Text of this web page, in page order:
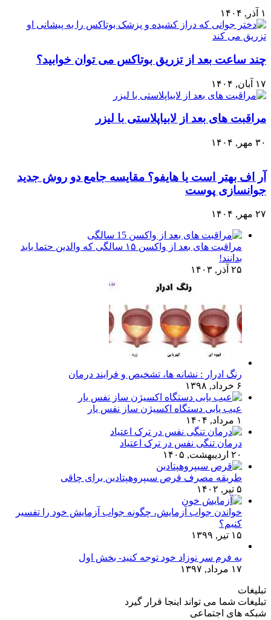
۱ آذر, ۱۴۰۴
چند ساعت بعد از تزریق بوتاکس می توان خوابید؟
۱۷ آبان, ۱۴۰۴
مراقبت های بعد از لابیاپلاستی با لیزر
۳۰ مهر, ۱۴۰۴
آر اف بهتر است یا هایفو؟ مقایسه جامع دو روش جدید
جوانسازی پوست
۲۷ مهر, ۱۴۰۴
مراقبت های بعد از واکسن ۱۵ سالگی که والدین حتما باید
بدانند!
۲۵ آذر, ۱۴۰۳
رنگ ادرار : نشانه ها، تشخیص و فرایند درمان
۶ خرداد, ۱۳۹۸
عیب یابی دستگاه اکسیژن ساز نفس یار
۱ مرداد, ۱۴۰۴
درمان تنگی نفس در ترک اعتیاد
۲۰ اردیبهشت, ۱۴۰۵
طریقه مصرف قرص سیپروهپتادین برای چاقی
۵ تیر, ۱۴۰۲
خواندن جواب آزمایش، چگونه جواب آزمایش خود را تفسیر
کنیم؟
۱۵ تیر, ۱۳۹۹
به فرم سر نوزاد خود توجه کنید- بخش اول
۱۷ مرداد, ۱۳۹۷
تبلیغات
تبلیغات شما می تواند اینجا قرار گیرد
شبکه های اجتماعی